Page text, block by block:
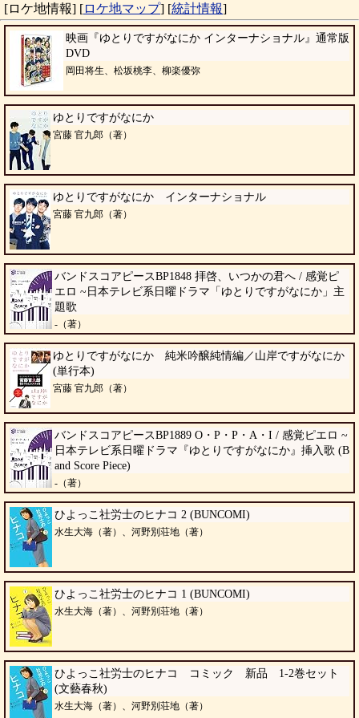
[ロケ地情報] [ロケ地マップ] [統計情報]
映画『ゆとりですがなにか インターナショナル』通常版
DVD
岡田将生、松坂桃李、柳楽優弥
ゆとりですがなにか
宮藤 官九郎（著）
ゆとりですがなにか インターナショナル
宮藤 官九郎（著）
バンドスコアピースBP1848 拝啓、いつかの君へ / 感覚ピ
エロ ~日本テレビ系日曜ドラマ「ゆとりですがなにか」主
題歌
-（著）
ゆとりですがなにか 純米吟醸純情編／山岸ですがなにか
(単行本)
宮藤 官九郎（著）
バンドスコアピースBP1889 O・P・P・A・I / 感覚ピエロ ~
日本テレビ系日曜ドラマ『ゆとりですがなにか』挿入歌 (B
and Score Piece)
-（著）
ひよっこ社労士のヒナコ 2 (BUNCOMI)
水生大海（著）、河野別荘地（著）
ひよっこ社労士のヒナコ 1 (BUNCOMI)
水生大海（著）、河野別荘地（著）
ひよっこ社労士のヒナコ コミック 新品 1-2巻セット
(文藝春秋)
水生大海（著）、河野別荘地（著）